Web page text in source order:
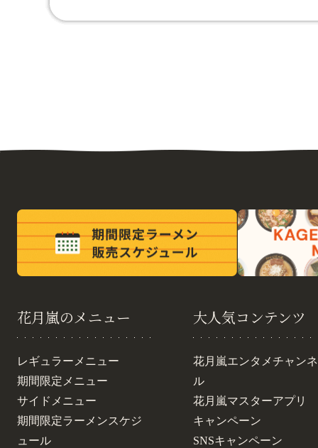
花月嵐のメニュー
レギュラーメニュー
期間限定メニュー
サイドメニュー
期間限定ラーメンスケジ
ュール
大人気コンテンツ
花月嵐エンタメチャンネ
ル
花月嵐マスターアプリ
キャンペーン
SNSキャンペーン